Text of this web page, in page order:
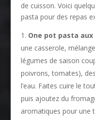
de cuisson. Voici
pasta pour des repas
One pot pasta
une casserole,
légumes de saison
poivrons, tomates),
l’eau. Faites cuire le
puis ajoutez du
aromatiques pour une